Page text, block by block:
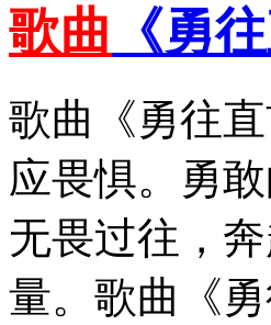
歌曲 《勇
歌曲《勇往
应畏惧。勇
无畏过往，
量。歌曲《